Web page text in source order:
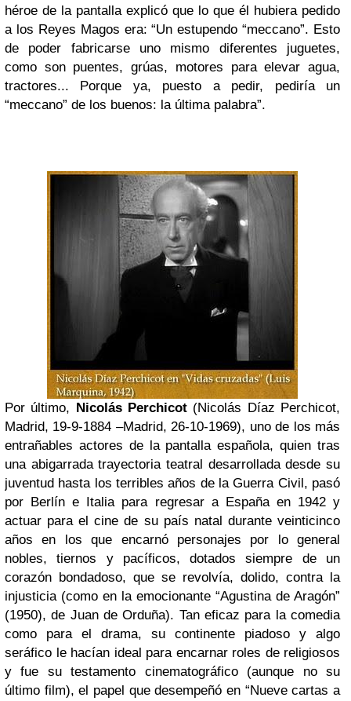
héroe de la pantalla explicó que lo que él hubiera pedido
a los Reyes Magos era: “Un estupendo “meccano”. Esto
de poder fabricarse uno mismo diferentes juguetes,
como son puentes, grúas, motores para elevar agua,
tractores... Porque ya, puesto a pedir, pediría un
“meccano” de los buenos: la última palabra”.
Por último, Nicolás Perchicot (Nicolás Díaz Perchicot,
Madrid, 19-9-1884 –Madrid, 26-10-1969), uno de los más
entrañables actores de la pantalla española, quien tras
una abigarrada trayectoria teatral desarrollada desde su
juventud hasta los terribles años de la Guerra Civil, pasó
por Berlín e Italia para regresar a España en 1942 y
actuar para el cine de su país natal durante veinticinco
años en los que encarnó personajes por lo general
nobles, tiernos y pacíficos, dotados siempre de un
corazón bondadoso, que se revolvía, dolido, contra la
injusticia (como en la emocionante “Agustina de Aragón”
(1950), de Juan de Orduña). Tan eficaz para la comedia
como para el drama, su continente piadoso y algo
seráfico le hacían ideal para encarnar roles de religiosos
y fue su testamento cinematográfico (aunque no su
último film), el papel que desempeñó en “Nueve cartas a